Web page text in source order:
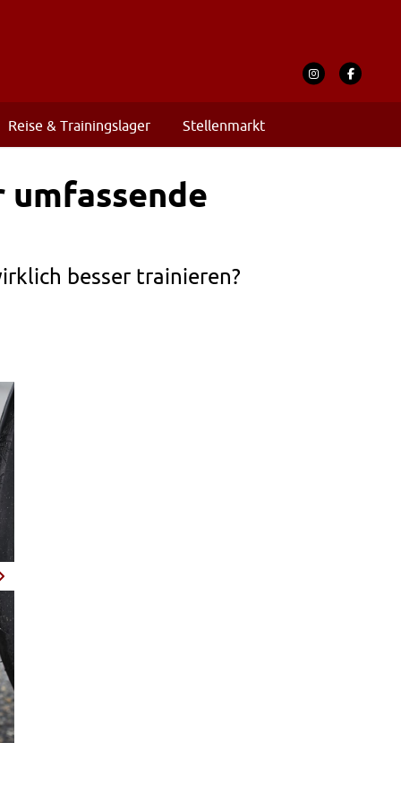
Reise & Trainingslager Stellenmarkt
besser trainieren?